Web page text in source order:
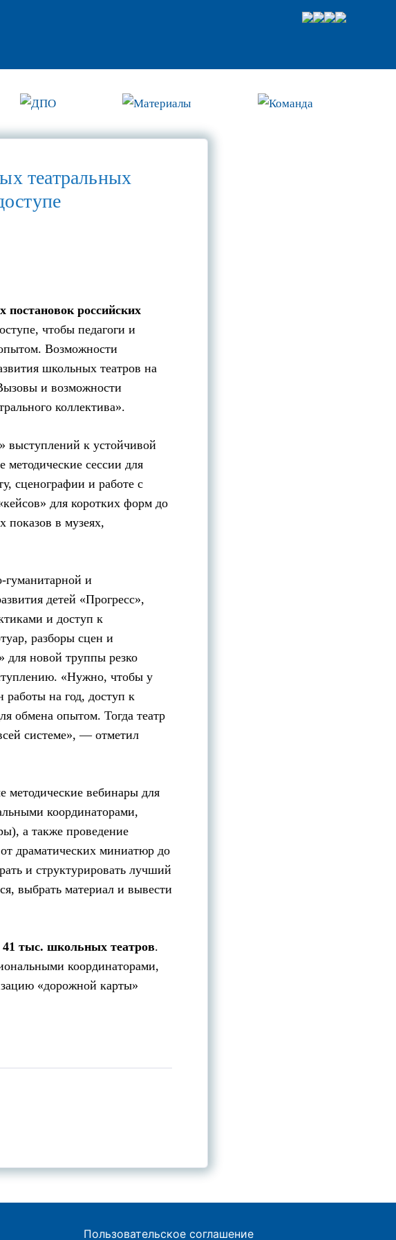
ДПО Материалы Команда
театральных
российских
чтобы педагоги и
Возможности
школьных театров на
и возможности
коллектива».
выступлений к устойчивой
сессии для
сценографии и работе с
для коротких форм до
в музеях,
гуманитарной и
детей «Прогресс»,
и доступ к
разборы сцен и
для новой труппы резко
«Нужно, чтобы у
на год, доступ к
обмена опытом. Тогда театр
системе», — отметил
методические вебинары для
координаторами,
а также проведение
драматических миниатюр до
и структурировать лучший
выбрать материал и вывести
41 тыс. школьных театров.
координаторами,
«дорожной карты»
Пользовательское соглашение